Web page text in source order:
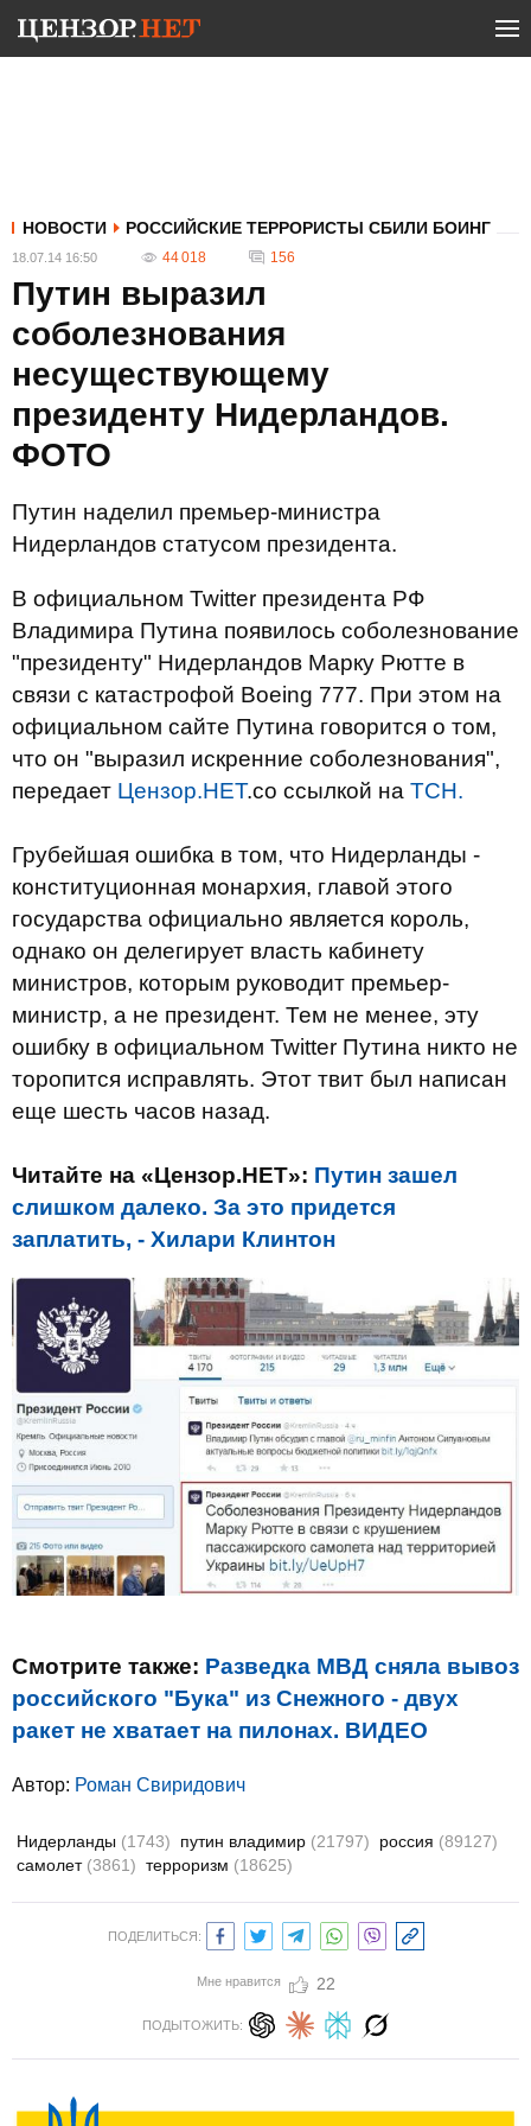
НОВОСТИ РОССИЙСКИЕ ТЕРРОРИСТЫ СБИЛИ БОИНГ
18.07.14 16:50 44 018 156
Путин выразил
соболезнования
несуществующему
президенту Нидерландов.
ФОТО
Путин наделил премьер-министра
Нидерландов статусом президента.
В официальном Twitter президента РФ
Владимира Путина появилось соболезнование
"президенту" Нидерландов Марку Рютте в
связи с катастрофой Boeing 777. При этом на
официальном сайте Путина говорится о том,
что он "выразил искренние соболезнования",
передает Цензор.НЕТ.со ссылкой на ТСН.
Грубейшая ошибка в том, что Нидерланды -
конституционная монархия, главой этого
государства официально является король,
однако он делегирует власть кабинету
министров, которым руководит премьер-
министр, а не президент. Тем не менее, эту
ошибку в официальном Twitter Путина никто не
торопится исправлять. Этот твит был написан
еще шесть часов назад.
Читайте на «Цензор.НЕТ»: Путин зашел
слишком далеко. За это придется
заплатить, - Хилари Клинтон
Смотрите также: Разведка МВД сняла вывоз
российского "Бука" из Снежного - двух
ракет не хватает на пилонах. ВИДЕО
Автор: Роман Свиридович
Нидерланды (1743) путин владимир (21797) россия (89127)
самолет (3861) терроризм (18625)
ПОДЕЛИТЬСЯ:
Мне нравится 22
ПОДЫТОЖИТЬ: